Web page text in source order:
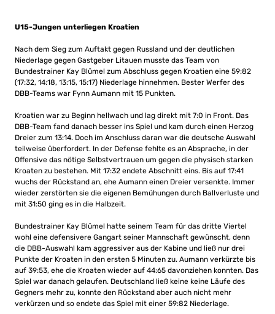
U15-Jungen unterliegen Kroatien
Nach dem Sieg zum Auftakt gegen Russland und der deutlichen
Niederlage gegen Gastgeber Litauen musste das Team von
Bundestrainer Kay Blümel zum Abschluss gegen Kroatien eine 59:82
(17:32, 14:18, 13:15, 15:17) Niederlage hinnehmen. Bester Werfer des
DBB-Teams war Fynn Aumann mit 15 Punkten.
Kroatien war zu Beginn hellwach und lag direkt mit 7:0 in Front. Das
DBB-Team fand danach besser ins Spiel und kam durch einen Herzog
Dreier zum 13:14. Doch im Anschluss daran war die deutsche Auswahl
teilweise überfordert. In der Defense fehlte es an Absprache, in der
Offensive das nötige Selbstvertrauen um gegen die physisch starken
Kroaten zu bestehen. Mit 17:32 endete Abschnitt eins. Bis auf 17:41
wuchs der Rückstand an, ehe Aumann einen Dreier versenkte. Immer
wieder zerstörten sie die eigenen Bemühungen durch Ballverluste und
mit 31:50 ging es in die Halbzeit.
Bundestrainer Kay Blümel hatte seinem Team für das dritte Viertel
wohl eine defensivere Gangart seiner Mannschaft gewünscht, denn
die DBB-Auswahl kam aggressiver aus der Kabine und ließ nur drei
Punkte der Kroaten in den ersten 5 Minuten zu. Aumann verkürzte bis
auf 39:53, ehe die Kroaten wieder auf 44:65 davonziehen konnten. Das
Spiel war danach gelaufen. Deutschland ließ keine keine Läufe des
Gegners mehr zu, konnte den Rückstand aber auch nicht mehr
verkürzen und so endete das Spiel mit einer 59:82 Niederlage.